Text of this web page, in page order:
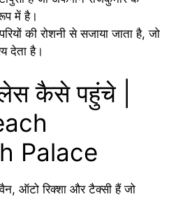
में है।
की रोशनी से सजाया जाता है, जो
देता है।
कैसे पहुंचे |
Palace
ऑटो रिक्शा और टैक्सी हैं जो